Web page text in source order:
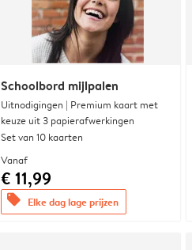
Schoolbord mijlpalen
Uitnodigingen | Premium kaart met
keuze uit 3 papierafwerkingen
Set van 10 kaarten
Vanaf
€ 11,99
offers Elke dag lage prijzen